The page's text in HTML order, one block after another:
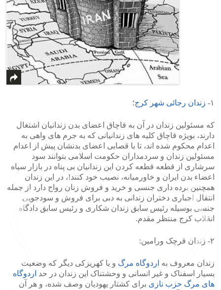
۱- زندان رجائی شهر کرج؛
که مسئولین زندان در آن به قاچاق اعضای بدن زندانیان اشتغال
دارند، بویژه قاچاق کلیه های زندانیانی که به جرم های واهی به
اعدام محکوم شده اند، تا با قصابی اعضای بدنشان پیش از اعدام
مسئولین زندان و سردمداران حکومت اسلامی بتوانند سود
سرشاری از قطعه قطعه کردن این زندانیان بی پناه در بازار سیاه
اعضاء بدن ایران و خاورمیانه، نصیب خود کنند!، در این زندان
همچنین برده داری جنسی و خرید و فروش زنان رواج دارد از جمله
انتقال اجباری دختران زندانی به دبی برای فروش و سودجویی
جنسی بوسیله رئیس سابق زندان شکاری و رئیس سابق دادگاه
انقلاب کرج منتظر مقدم.
۲- زندان قرچک ورامین:
زندان معروف به اردوگاه مرگ و یا کهریزکی دیگر که وضعیت
بسیار اسفناک و غیر انسانی و وحشتناک این زندان در حد اردوگاه
های مرگ حزب نازی برای کشتار یهودیان وصف شده، و هر آن
<
>